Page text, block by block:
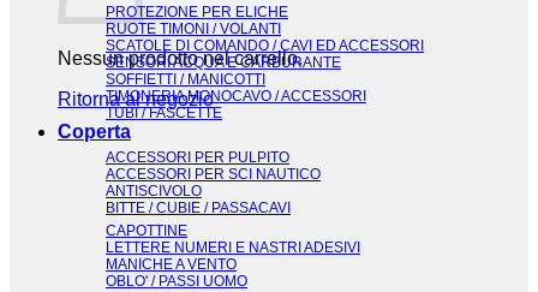
Nessun prodotto nel carrello.
Ritorna al negozio
PROTEZIONE PER ELICHE
RUOTE TIMONI / VOLANTI
SCATOLE DI COMANDO / CAVI ED ACCESSORI
SENSORI ACQUA E CARBURANTE
SOFFIETTI / MANICOTTI
TIMONERIA MONOCAVO / ACCESSORI
TUBI / FASCETTE
Coperta
ACCESSORI PER PULPITO
ACCESSORI PER SCI NAUTICO
ANTISCIVOLO
BITTE / CUBIE / PASSACAVI
CAPOTTINE
LETTERE NUMERI E NASTRI ADESIVI
MANICHE A VENTO
OBLO' / PASSI UOMO